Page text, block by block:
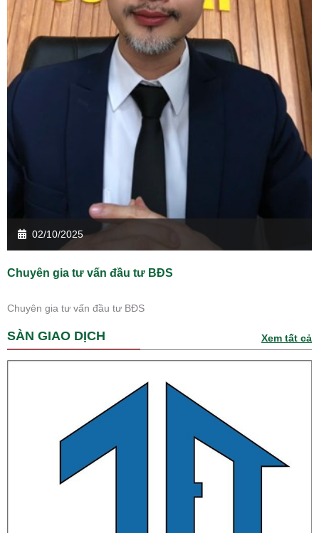
02/10/2025
Chuyên gia tư vấn đầu tư BĐS
Chuyên gia tư vấn đầu tư BĐS
SÀN GIAO DỊCH Xem tất cả